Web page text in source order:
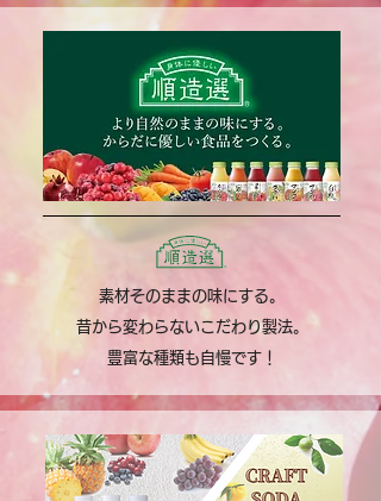
素材そのままの味にする。
​昔から変わらないこだわり製法。
​豊富な種類も自慢です！